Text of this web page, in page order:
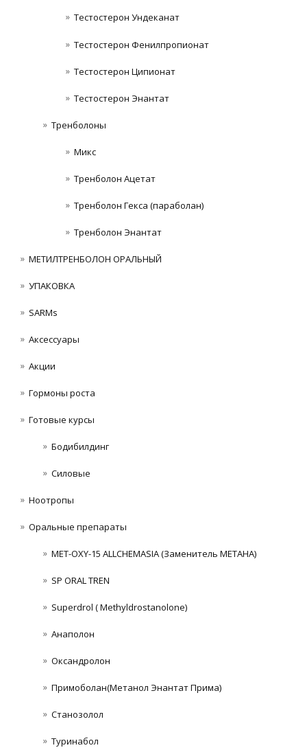
Тестостерон Ундеканат
Тестостерон Фенилпропионат
Тестостерон Ципионат
Тестостерон Энантат
Тренболоны
Микс
Тренболон Ацетат
Тренболон Гекса (параболан)
Тренболон Энантат
МЕТИЛТРЕНБОЛОН ОРАЛЬНЫЙ
УПАКОВКА
SARMs
Аксессуары
Акции
Гормоны роста
Готовые курсы
Бодибилдинг
Силовые
Ноотропы
Оральные препараты
MET-OXY-15 ALLCHEMASIA (Заменитель МЕТАНА)
SP ORAL TREN
Superdrol ( Methyldrostanolone)
Анаполон
Оксандролон
Примоболан(Метанол Энантат Прима)
Станoзолол
Туринабол